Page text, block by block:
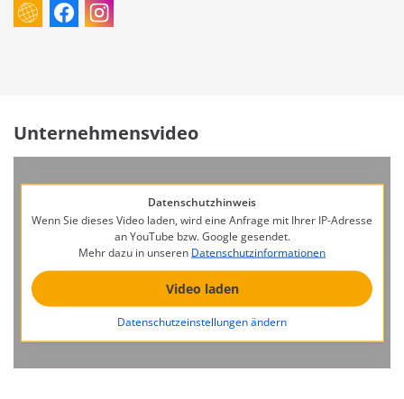
Unternehmensvideo
Datenschutzhinweis
Wenn Sie dieses Video laden, wird eine Anfrage mit Ihrer IP-Adresse
an YouTube bzw. Google gesendet.
Mehr dazu in unseren Datenschutzinformationen
Video laden
Datenschutzeinstellungen ändern